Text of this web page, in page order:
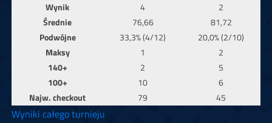
Wynik
4
2
Średnie
76,66
81,72
Podwójne
33,3% (4/12)
20,0% (2/10)
Maksy
1
2
140+
2
5
100+
10
6
Najw. checkout
79 45
Wyniki całego turnieju